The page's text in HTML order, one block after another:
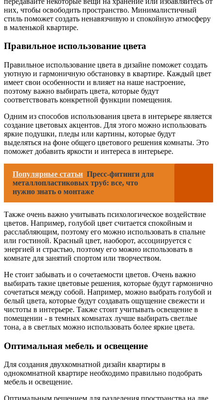
них, чтобы освободить пространство. Минималистичный
стиль поможет создать ненавязчивую и спокойную атмосферу
в маленькой квартире.
Правильное использование цвета
Правильное использование цвета в дизайне поможет создать
уютную и гармоничную обстановку в квартире. Каждый цвет
имеет свои особенности и влияет на наше настроение,
поэтому важно выбирать цвета, которые будут
соответствовать конкретной функции помещения.
Одним из способов использования цвета в интерьере является
создание цветовых акцентов. Для этого можно использовать
яркие подушки, пледы или картины, которые будут
выделяться на фоне общего цветового решения комнаты. Это
поможет добавить яркости и интереса в интерьере.
Популярные статьи Пресс-фитинги для
металлопластиковых труб: все, что
нужно знать о монтаже
Также очень важно учитывать психологическое воздействие
цветов. Например, голубой цвет считается спокойным и
расслабляющим, поэтому его можно использовать в спальне
или гостиной. Красный цвет, наоборот, ассоциируется с
энергией и страстью, поэтому его можно использовать в
комнате для занятий спортом или творчеством.
Не стоит забывать и о сочетаемости цветов. Очень важно
выбирать такие цветовые решения, которые будут гармонично
сочетаться между собой. Например, можно выбрать голубой и
белый цвета, которые будут создавать ощущение свежести и
чистоты в интерьере. Также стоит учитывать освещение в
помещении - в темных комнатах лучше выбирать светлые
тона, а в светлых можно использовать более яркие цвета.
Оптимальная мебель и освещение
Для создания двухкомнатной дизайн квартиры в
однокомнатной квартире необходимо правильно подобрать
мебель и освещение.